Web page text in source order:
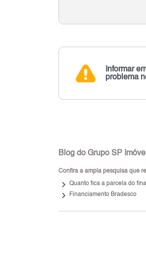
Informar
problema
Blog do Grupo SP
Confira a ampla pesquisa que
keyboard_arrow_right Quanto fica a parcela do
keyboard_arrow_right Financiamento Bradesco